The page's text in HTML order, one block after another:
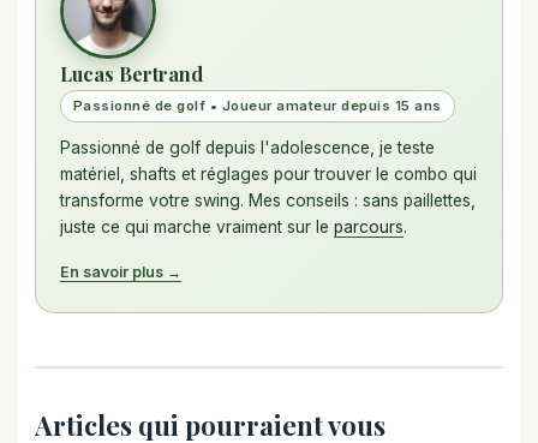
Lucas Bertrand
Passionné de golf • Joueur amateur depuis 15 ans
Passionné de golf depuis l'adolescence, je teste
matériel, shafts et réglages pour trouver le combo qui
transforme votre swing. Mes conseils : sans paillettes,
juste ce qui marche vraiment sur le parcours.
En savoir plus →
Articles qui pourraient vous